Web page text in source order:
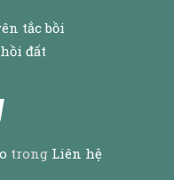
tắc bồi
đất
trong Liên hệ